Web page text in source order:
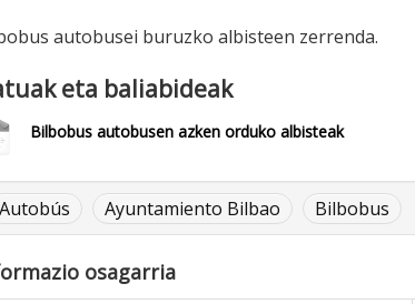
autobusei buruzko albisteen zerrenda.
eta baliabideak
Bilbobus autobusen azken orduko albisteak
Autobús Ayuntamiento Bilbao Bilbobus
osagarria